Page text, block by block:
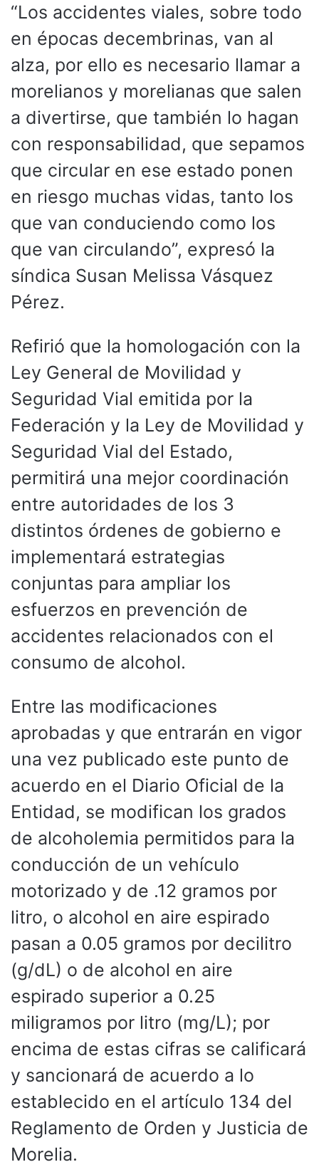
“Los accidentes viales, sobre todo
en épocas decembrinas, van al
alza, por ello es necesario llamar a
morelianos y morelianas que salen
a divertirse, que también lo hagan
con responsabilidad, que sepamos
que circular en ese estado ponen
en riesgo muchas vidas, tanto los
que van conduciendo como los
que van circulando”, expresó la
síndica Susan Melissa Vásquez
Pérez.
Refirió que la homologación con la
Ley General de Movilidad y
Seguridad Vial emitida por la
Federación y la Ley de Movilidad y
Seguridad Vial del Estado,
permitirá una mejor coordinación
entre autoridades de los 3
distintos órdenes de gobierno e
implementará estrategias
conjuntas para ampliar los
esfuerzos en prevención de
accidentes relacionados con el
consumo de alcohol.
Entre las modificaciones
aprobadas y que entrarán en vigor
una vez publicado este punto de
acuerdo en el Diario Oficial de la
Entidad, se modifican los grados
de alcoholemia permitidos para la
conducción de un vehículo
motorizado y de .12 gramos por
litro, o alcohol en aire espirado
pasan a 0.05 gramos por decilitro
(g/dL) o de alcohol en aire
espirado superior a 0.25
miligramos por litro (mg/L); por
encima de estas cifras se calificará
y sancionará de acuerdo a lo
establecido en el artículo 134 del
Reglamento de Orden y Justicia de
Morelia.